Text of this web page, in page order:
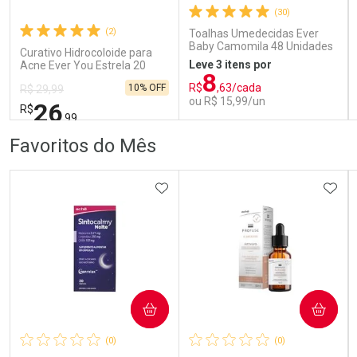
Comprar sem Desconto
Por R$ 65,09/cada
Comprar sem Desconto
Comprar sem Desconto
Por R$ 64,04/cada
Comprar sem Desconto
Por R$ 64,04/cada
(2)
Curativo Hidrocoloide para
Acne Ever You Estrela 20
R$ 29,99
R$26,99
10% OFF
Por Menos
(30)
Toalhas Umedecidas Ever
Baby Camomila 48 Unidades
Leve 3 itens por
R$8,63/cada
ou R$ 15,99/un
Por Menos
Favoritos do Mês
(0)
ADICIONAR AOS FAVORITOS
COMPRAR
(0)
COMPRAR